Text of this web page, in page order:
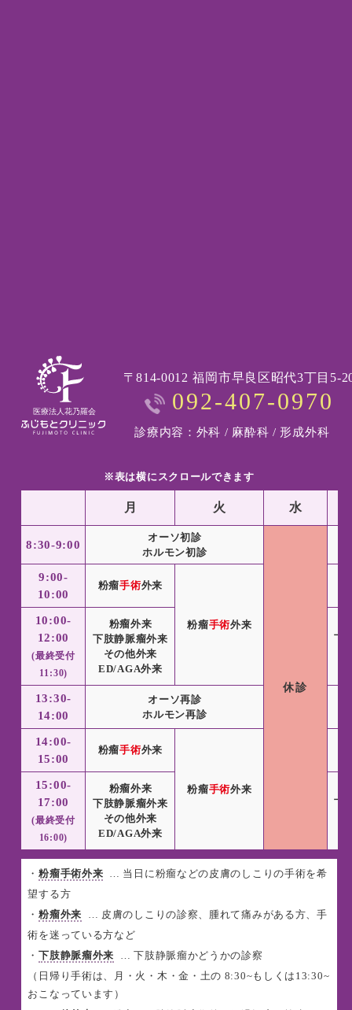
〒814-0012 福岡市早良区昭代3丁目5-
092-407-0970
診療内容：外科 / 麻酔科 / 形成外科
※表は横にスクロールできます
月 火 水
8:30-9:00
オーソ初診
ホルモン初診
休診
9:00-
10:00
粉瘤手術外来
粉瘤手術外来
10:00-
12:00
(最終受付
11:30)
粉瘤外来
下肢静脈瘤外来
その他外来
ED/AGA外来
下
13:30-
14:00
オーソ再診
ホルモン再診
14:00-
15:00
粉瘤手術外来
粉瘤手術外来
15:00-
17:00
(最終受付
16:00)
粉瘤外来
下肢静脈瘤外来
その他外来
ED/AGA外来
下
・粉瘤手術外来 … 当日に粉瘤などの皮膚のしこりの手術を希
望する方
・粉瘤外来
… 皮膚のしこりの診察、腫れて痛みがある方、手
術を迷っている方など
・下肢静脈瘤外来
… 下肢静脈瘤かどうかの診察
（日帰り手術は、月・火・木・金・土の 8:30~もしくは13:30~
おこなっています）